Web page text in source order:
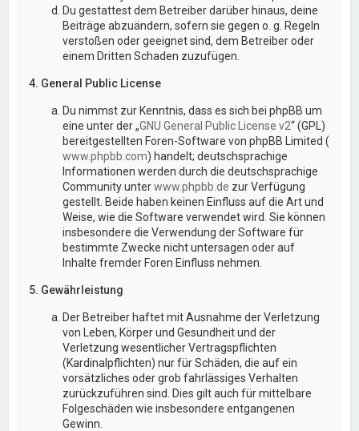
Du gestattest dem Betreiber darüber hinaus, deine
Beiträge abzuändern, sofern sie gegen o. g. Regeln
verstoßen oder geeignet sind, dem Betreiber oder
einem Dritten Schaden zuzufügen.
4. General Public License
Du nimmst zur Kenntnis, dass es sich bei phpBB um
eine unter der „GNU General Public License v2“ (GPL)
bereitgestellten Foren-Software von phpBB Limited (
www.phpbb.com) handelt; deutschsprachige
Informationen werden durch die deutschsprachige
Community unterwww.phpbb.de zur Verfügung
gestellt. Beide haben keinen Einfluss auf die Art und
Weise, wie die Software verwendet wird. Sie können
insbesondere die Verwendung der Software für
bestimmte Zwecke nicht untersagen oder auf
Inhalte fremder Foren Einfluss nehmen.
5. Gewährleistung
Der Betreiber haftet mit Ausnahme der Verletzung
von Leben, Körper und Gesundheit und der
Verletzung wesentlicher Vertragspflichten
(Kardinalpflichten) nur für Schäden, die auf ein
vorsätzliches oder grob fahrlässiges Verhalten
zurückzuführen sind. Dies gilt auch für mittelbare
Folgeschäden wie insbesondere entgangenen
Gewinn.